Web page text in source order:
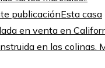
publicaciónEsta casa
en venta en
en las colinas.